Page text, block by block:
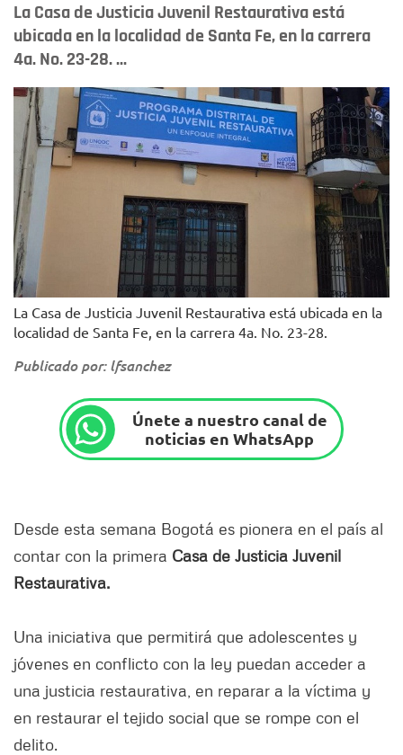
La Casa de Justicia Juvenil Restaurativa está
ubicada en la localidad de Santa Fe, en la carrera
4a. No. 23-28. ...
La Casa de Justicia Juvenil Restaurativa está ubicada en la
localidad de Santa Fe, en la carrera 4a. No. 23-28.
Publicado por: lfsanchez
Únete a nuestro canal de
noticias en WhatsApp
Desde esta semana Bogotá es pionera en el país al
contar con la primera Casa de Justicia Juvenil
Restaurativa.
Una iniciativa que permitirá que adolescentes y
jóvenes en conflicto con la ley puedan acceder a
una justicia restaurativa, en reparar a la víctima y
en restaurar el tejido social que se rompe con el
delito.